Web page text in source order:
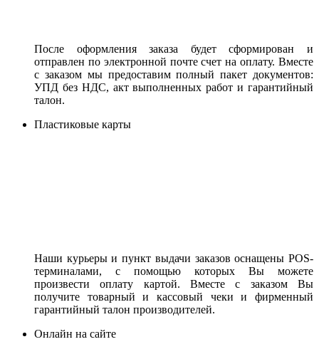
После оформления заказа будет сформирован и
отправлен по электронной почте счет на оплату. Вместе
с заказом мы предоставим полный пакет документов:
УПД без НДС, акт выполненных работ и гарантийный
талон.
Пластиковые карты
Наши курьеры и пункт выдачи заказов оснащены POS-
терминалами, с помощью которых Вы можете
произвести оплату картой. Вместе с заказом Вы
получите товарный и кассовый чеки и фирменный
гарантийный талон производителей.
Онлайн на сайте